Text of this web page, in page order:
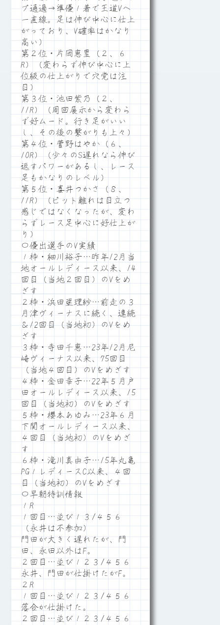
プ通過→準優１着で王道Vへ
一直線。足は伸び中心に仕上
がっており、V確率はかなり
高い）
第２位・片岡恵里（２、６
R）（変わらず伸び中心に上
位級の仕上がりで穴党は注
目）
第３位・池田紫乃（２、
11R）（周回展示から変わら
ず好ムード。行き足がいい
し、その後の繋がりも上々）
第４位・菅野はやか（６、
10R）（少々のS遅れなら伸び
返すパワーがあるし、レース
足もかなりのレベル）
第５位・喜井つかさ（８、
11R）（ピット離れは目立つ
感じではなくなったが、変わ
らずレース足中心に好仕上が
り）
〇優出選手のV実績
１枠・細川裕子…昨年12月当
地オールレディース以来、14
回目（当地２回目）のVをめ
ざす
２枠・浜田亜理紗…前走の３
月津ヴィーナスに続く、連続
＆12回目（当地初）のVをめ
ざす
３枠・寺田千恵…23年12月尼
崎ヴィーナス以来、75回目
（当地４回目）のVをめざす
４枠・金田幸子…22年５月戸
田オールレディース以来、15
回目（当地初）のVをめざす
５枠・櫻本あゆみ…23年６月
下関オールレディース以来、
４回目（当地初）のVをめざ
す
６枠・滝川真由子…15年丸亀
PG１レディースC以来、４回
目（当地初）のVをめざす
〇早朝特訓情報
１R
１回目…並び１３/４５６
（永井は不参加）
門田が大きく遅れたが、門
田、永田以外はF。
２回目…並び１２３/４５６
永井、門田が仕掛けたがF。
２R
１回目…並び１２３/４５６
落合が仕掛けた。
２回目…並び１２３/４５６